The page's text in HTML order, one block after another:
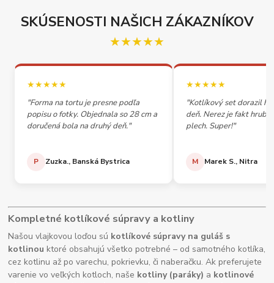
SKÚSENOSTI NAŠICH ZÁKAZNÍKOV
★★★★★
★★★★★
"Forma na tortu je presne podľa
popisu o fotky. Objednala so 28 cm a
doručená bola na druhý deň."
P Zuzka., Banská Bystrica
★★★★★
"Kotlíkový set dorazil
deň. Nerez je fakt
plech. Super!"
M Marek S., Nitra
Kompletné kotlíkové súpravy a kotliny
Našou vlajkovou loďou sú kotlíkové súpravy na guláš s
kotlinou ktoré obsahujú všetko potrebné – od samotného kotlíka,
cez kotlinu až po varechu, pokrievku, či naberačku. Ak preferujete
varenie vo veľkých kotloch, naše kotliny (paráky) a kotlinové